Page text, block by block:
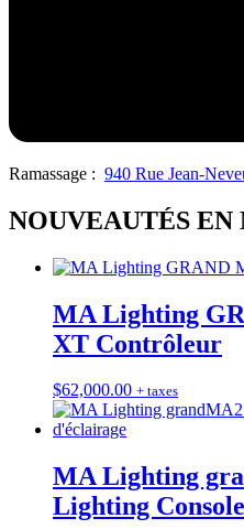
Ramassage : 940 Rue Jean-
NOUVEAUTÉS EN
MA Lighting
XT Contrôleur
$62,000.00 + taxes
MA Lighting
Lighting